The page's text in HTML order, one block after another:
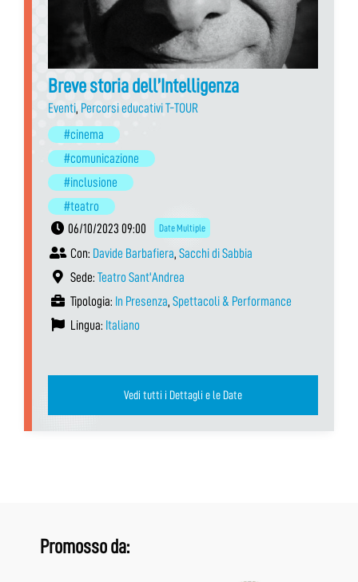
Breve storia dell’Intelligenza
Eventi, Percorsi educativi T-TOUR
#cinema
#comunicazione
#inclusione
#teatro
06/10/2023 09:00
Date Multiple
Con: Davide Barbafiera, Sacchi di Sabbia
Sede: Teatro Sant'Andrea
Tipologia: In Presenza, Spettacoli & Performance
Lingua: Italiano
Vedi tutti i Dettagli e le Date
Promosso da: